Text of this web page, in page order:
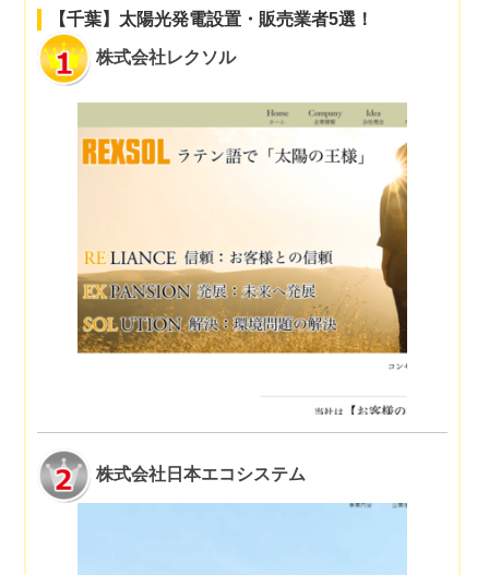
【千葉】太陽光発電設置・販売業者5選！
株式会社レクソル
株式会社日本エコシステム